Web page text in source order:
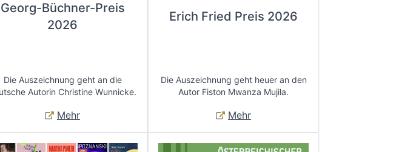
Georg-Büchner-Preis
2026
Die Auszeichnung geht an die
Autorin Christine Wunnicke.
Mehr
Erich Fried Preis 2026
Die Auszeichnung geht heuer an den
Autor Fiston Mwanza Mujila.
Mehr